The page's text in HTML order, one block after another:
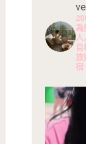
為
人
旅
宿